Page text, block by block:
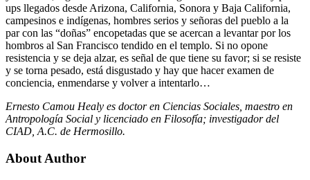
ups llegados desde Arizona, California, Sonora y Baja California,
campesinos e indígenas, hombres serios y señoras del pueblo a la
par con las “doñas” encopetadas que se acercan a levantar por los
hombros al San Francisco tendido en el templo. Si no opone
resistencia y se deja alzar, es señal de que tiene su favor; si se resiste
y se torna pesado, está disgustado y hay que hacer examen de
conciencia, enmendarse y volver a intentarlo…
Ernesto Camou Healy es doctor en Ciencias Sociales, maestro en
Antropología Social y licenciado en Filosofía; investigador del
CIAD, A.C. de Hermosillo.
About Author